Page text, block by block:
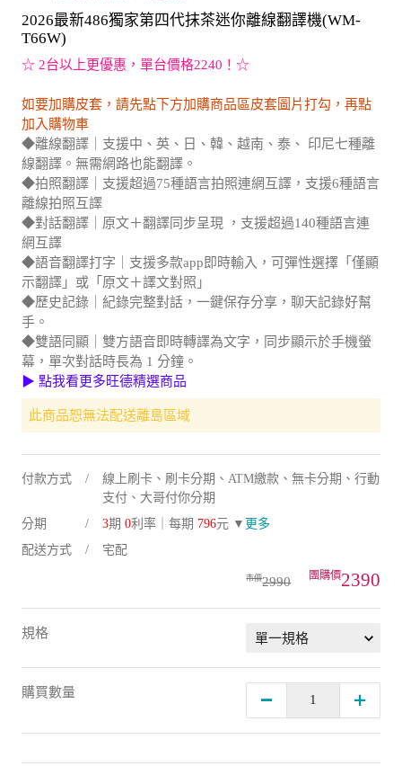
2026最新486獨家第四代抹茶迷你離線翻譯機(WM-
T66W)
☆ 2台以上更優惠，單台價格2240！☆
如要加購皮套，請先點下方加購商品區皮套圖片打勾，再點
加入購物車
◆離線翻譯｜支援中、英、日、韓、越南、泰、 印尼七種離
線翻譯。無需網路也能翻譯。
◆拍照翻譯｜支援超過75種語言拍照連網互譯，支援6種語言
離線拍照互譯
◆對話翻譯｜原文＋翻譯同步呈現 ，支援超過140種語言連
網互譯
◆語音翻譯打字｜支援多款app即時輸入，可彈性選擇「僅顯
示翻譯」或「原文＋譯文對照」
◆歷史記錄｜紀錄完整對話，一鍵保存分享，聊天記錄好幫
手。
◆雙語同顯｜雙方語音即時轉譯為文字，同步顯示於手機螢
幕，單次對話時長為 1 分鐘。
▶ 點我看更多旺德精選商品
此商品恕無法配送離島區域
付款方式
線上刷卡、刷卡分期、ATM繳款、無卡分期、行動
支付、大哥付你分期
分期
3期 0利率｜每期 796元 ▼ 更多
配送方式
宅配
2990 2390
規格
購買數量